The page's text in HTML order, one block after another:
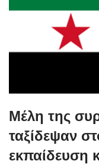
Mέλη της
ταξίδεψαν
εκπαίδευση